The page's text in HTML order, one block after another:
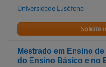
Universidade Lusófona
Solicite
Mestrado em Ensino
do Ensino Básico e no